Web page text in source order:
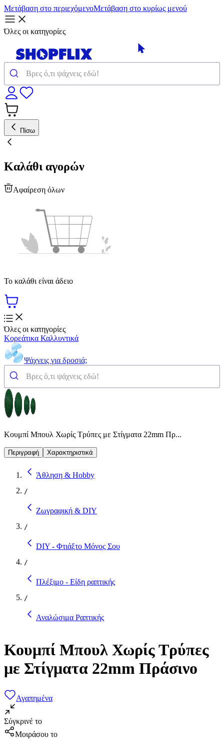
Μετάβαση στο περιεχόμενοΜετάβαση στο κυρίως μενού
Όλες οι κατηγορίες
Πίσω
Καλάθι αγορών
Αφαίρεση όλων
Το καλάθι είναι άδειο
Όλες οι κατηγορίες
Κορεάτικα Καλλυντικά
Ψάχνεις για δροσιά;
Κουμπί Μπουλ Χωρίς Τρύπες με Στίγματα 22mm Πρ...
Περιγραφή Χαρακτηριστικά
Άθληση & Hobby
/
Ζωγραφική & DIY
/
DIY - Φτιάξτο Μόνος Σου
/
Πλέξιμο - Είδη ραπτικής
/
Αναλώσιμα Ραπτικής
Κουμπί Μπουλ Χωρίς Τρύπες
με Στίγματα 22mm Πράσινο
Αγαπημένα
Σύγκρινέ το
Μοιράσου το